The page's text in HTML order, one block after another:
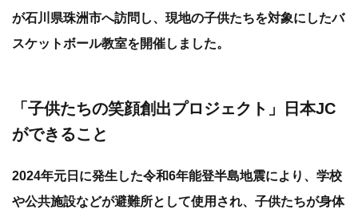
が石川県珠洲市へ訪問し、現地の子供たちを対象にしたバ
スケットボール教室を開催しました。
「子供たちの笑顔創出プロジェクト」日本JC
ができること
2024年元日に発生した令和6年能登半島地震により、学校
や公共施設などが避難所として使用され、子供たちが身体